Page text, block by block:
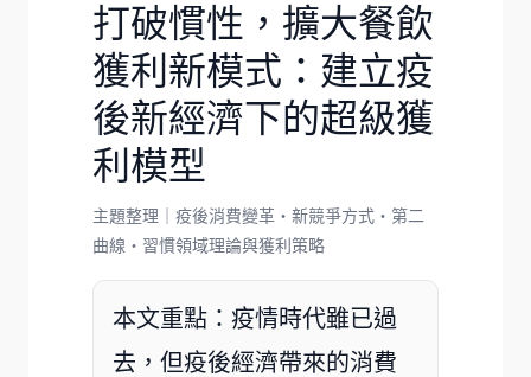
打破慣性，擴大餐飲
獲利新模式：建立疫
後新經濟下的超級獲
利模型
主題整理｜疫後消費變革・新競爭方式・第二
曲線・習慣領域理論與獲利策略
本文重點： 疫情時代雖已過
去，但疫後經濟帶來的消費